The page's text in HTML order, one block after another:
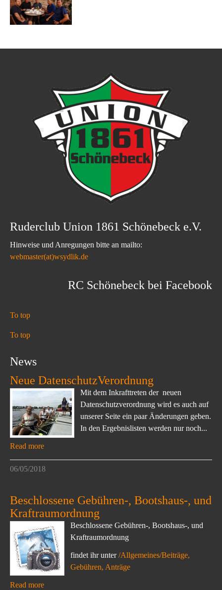
Ruderclub Union 1861 Schönebeck e.V.
Hinweise und Anregungen bitte an mailto:
webmaster(at)wsydlik.de
RC Schönebeck bei Facebook
To top
To top
News
Neue DatenschutzVerordnung
Mit dem Inkrafttreten der neuen
Datenschutzverordnung wird es auch auf
unserer Seite ein paar Änderungen geben.
In den Ergebnislisten werden nur noch...
Read more
06/05/2018
Beschlossene Gebühren-, Bootshaus-, und
Kraftraumordnung
Beschlossene Gebühren-, Bootshaus-, und
Kraftraumordnung
findet ihr unter/Allgemeines/Beiträge,
Gebühren, Anträge
Read more